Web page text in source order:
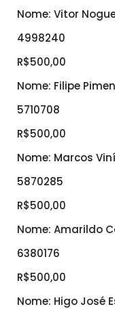
Nome: Vitor
4998240
R$500,00
Nome: Filipe
5710708
R$500,00
Nome: Marcos
5870285
R$500,00
Nome: Amarildo
6380176
R$500,00
Nome: Higo José